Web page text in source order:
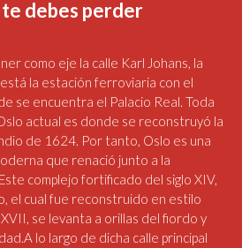
debes perder
como eje la calle Karl Johans, la
la estación ferroviaria con el
se encuentra el Palacio Real. Toda
actual es donde se reconstruyó la
de 1624. Por tanto, Oslo es una
que renació junto a la
complejo fortificado del siglo XIV,
el cual fue reconstruido en estilo
se levanta a orillas del fiordo y
lo largo de dicha calle principal